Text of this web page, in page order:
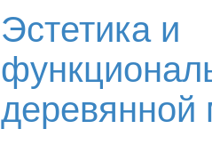
Эстетика и
деревянной